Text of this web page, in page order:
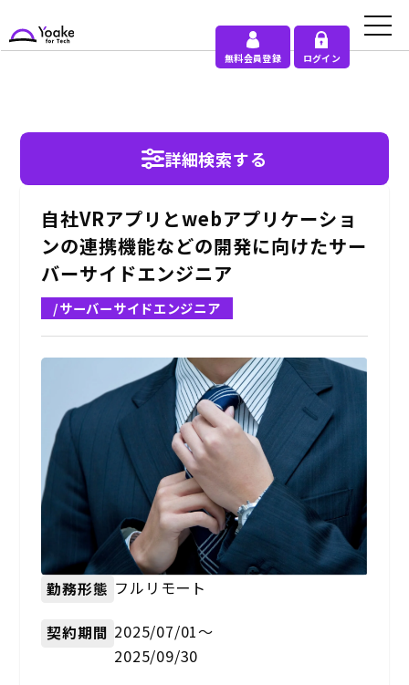
無料会員登録 ログイン
詳細検索する
自社VRアプリとwebアプリケーショ
ンの連携機能などの開発に向けたサー
バーサイドエンジニア
/サーバーサイドエンジニア
勤務形態 フルリモート
契約期間 2025/07/01〜
2025/09/30